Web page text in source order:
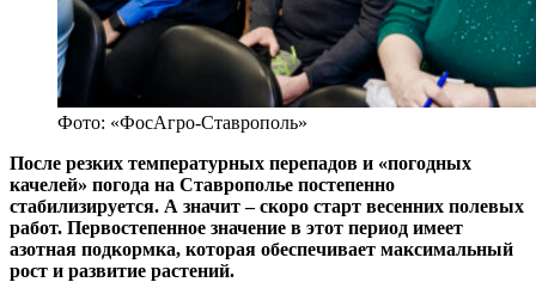
Фото: «ФосАгро-Ставрополь»
После резких температурных перепадов и «погодных
качелей» погода на Ставрополье постепенно
стабилизируется. А значит – скоро старт весенних полевых
работ. Первостепенное значение в этот период имеет
азотная подкормка, которая обеспечивает максимальный
рост и развитие растений.